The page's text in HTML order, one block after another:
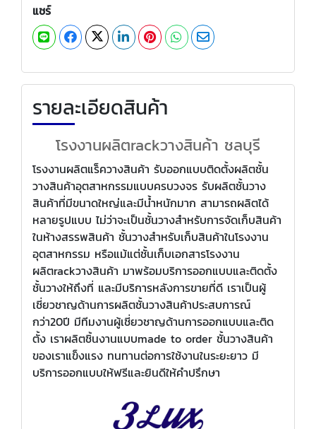
แชร์
รายละเอียดสินค้า
โรงงานผลิตrackวางสินค้า ชลบุรี
โรงงานผลิตแร็ควางสินค้า รับออกแบบติดตั้งผลิตชั้น
วางสินค้าอุตสาหกรรมแบบครบวงจร รับผลิตชั้นวาง
สินค้าที่มีขนาดใหญ่และมีน้ำหนักมาก สามารถผลิตได้
หลายรูปแบบ ไม่ว่าจะเป็นชั้นวางสำหรับการจัดเก็บสินค้า
ในห้างสรรพสินค้า ชั้นวางสำหรับเก็บสินค้าในโรงงาน
อุตสาหกรรม หรือแม้แต่ชั้นเก็บเอกสารโรงงาน
ผลิตrackวางสินค้า มาพร้อมบริการออกแบบและติดตั้ง
ชั้นวางให้ถึงที่ และมีบริการหลังการขายที่ดี เราเป็นผู้
เชี่ยวชาญด้านการผลิตชั้นวางสินค้าประสบการณ์
กว่า20ปี มีทีมงานผู้เชี่ยวชาญด้านการออกแบบและติด
ตั้ง เราผลิตชิ้นงานแบบmade to order ชั้นวางสินค้า
ของเราแข็งแรง ทนทานต่อการใช้งานในระยะยาว มี
บริการออกแบบให้ฟรีและยินดีให้คำปรึกษา